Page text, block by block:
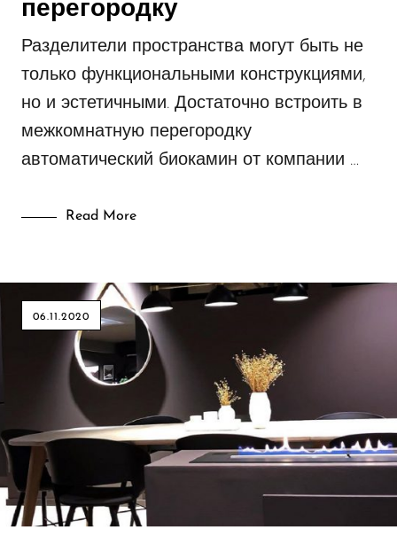
Полуавтоматические биокамины
Реализованные проекты
Электрокамины
перегородку
Разделители пространства могут быть не
только функциональными конструкциями,
но и эстетичными. Достаточно встроить в
межкомнатную перегородку
автоматический биокамин от компании …
Read More
06.11.2020